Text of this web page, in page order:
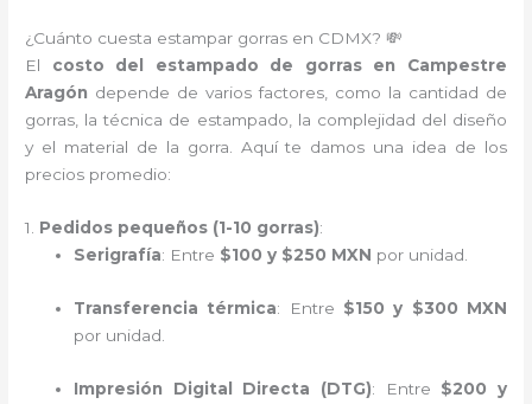
¿Cuánto cuesta estampar gorras en CDMX? 💸
El costo del estampado de gorras en Campestre
Aragón depende de varios factores, como la cantidad de
gorras, la técnica de estampado, la complejidad del diseño
y el material de la gorra. Aquí te damos una idea de los
precios promedio:
1. Pedidos pequeños (1-10 gorras):
Serigrafía: Entre $100 y $250 MXN por unidad.
Transferencia térmica: Entre $150 y $300 MXN
por unidad.
Impresión Digital Directa (DTG): Entre $200 y